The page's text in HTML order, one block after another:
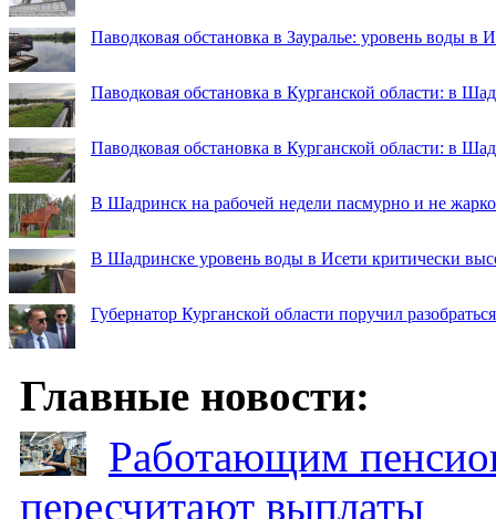
Паводковая обстановка в Зауралье: уровень воды в
Паводковая обстановка в Курганской области: в
Паводковая обстановка в Курганской области: в
В Шадринск на рабочей недели пасмурно и не жарко
В Шадринске уровень воды в Исети критически
Губернатор Курганской области поручил
Главные новости:
Работающим
пересчитают выплаты